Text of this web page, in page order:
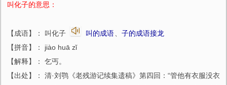
叫化子的意思：
【成语】： 叫化子 叫的成语
子的成语接龙
【拼音】： jiào huā zǐ
【解释】： 乞丐。
【出处】： 清·刘鹗《老残游记续集遗稿》第四回：“管他有衣服没衣